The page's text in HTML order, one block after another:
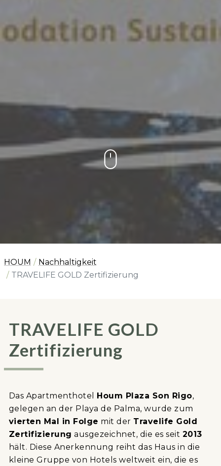
HOUM
Nachhaltigkeit
TRAVELIFE GOLD Zertifizierung
TRAVELIFE GOLD
Zertifizierung
Das Apartmenthotel Houm Plaza Son Rigo,
gelegen an der Playa de Palma, wurde zum
vierten Mal in Folge mit der Travelife Gold
Zertifizierung ausgezeichnet, die es seit 2013
hält. Diese Anerkennung reiht das Haus in die
kleine Gruppe von Hotels weltweit ein, die es